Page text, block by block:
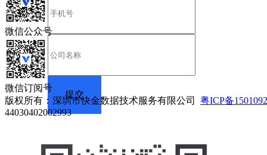
微信公众号
微信订阅号
版权所有：深圳市快金数据技术服务有限公司 粤ICP备
44030402002993